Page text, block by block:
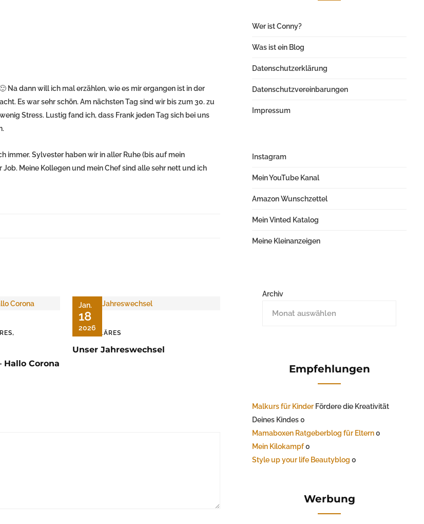
Na dann will ich mal erzählen, wie es mir ergangen ist in der
Es war sehr schön. Am nächsten Tag sind wir bis zum 30. zu
Stress. Lustig fand ich, dass Frank jeden Tag sich bei uns
immer. Sylvester haben wir in aller Ruhe (bis auf mein
Meine Kollegen und mein Chef sind alle sehr nett und ich
,
Hallo Corona
Jan.
18
2026
FAMILÄRES
Unser Jahreswechsel
Wer ist Conny?
Was ist ein Blog
Datenschutzerklärung
Datenschutzvereinbarungen
Impressum
Instagram
Mein YouTube Kanal
Amazon Wunschzettel
Mein Vinted Katalog
Meine Kleinanzeigen
Archiv
Empfehlungen
Malkurs für Kinder Fördere die Kreativität
Deines Kindes 0
Mamaboxen Ratgeberblog für Eltern0
Mein Kilokampf0
Style up your life Beautyblog 0
Werbung